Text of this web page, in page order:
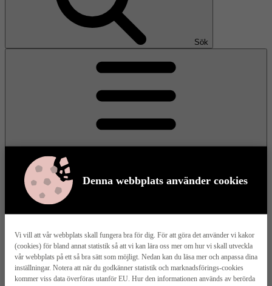
Denna webbplats använder cookies
Vi vill att vår webbplats skall fungera bra för dig. För att göra det använder vi kakor
(cookies) för bland annat statistik så att vi kan lära oss mer om hur vi skall utveckla
vår webbplats på ett så bra sätt som möjligt. Nedan kan du läsa mer och anpassa dina
inställningar. Notera att när du godkänner statistik och marknadsförings-cookies
kommer viss data överföras utanför EU. Hur den informationen används av berörda
Sök
Meny
Våra husmodeller